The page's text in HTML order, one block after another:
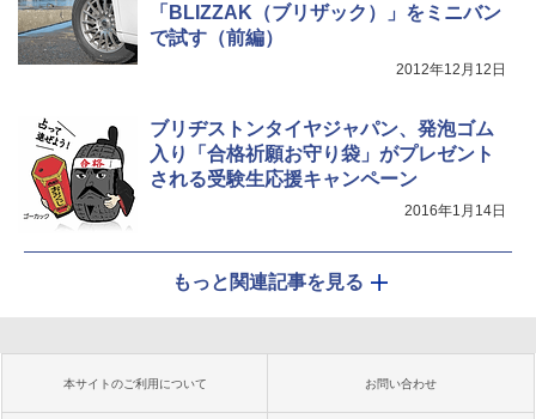
「BLIZZAK（ブリザック）」をミニバン
で試す（前編）
2012年12月12日
ブリヂストンタイヤジャパン、発泡ゴム
入り「合格祈願お守り袋」がプレゼント
される受験生応援キャンペーン
2016年1月14日
もっと関連記事を見る
本サイトのご利用について お問い合わせ